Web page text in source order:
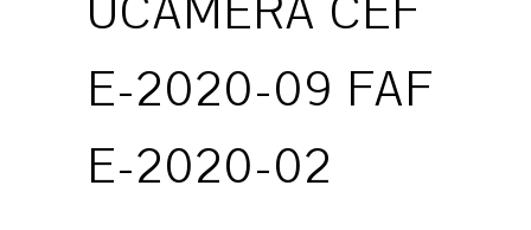
E-2020-09 FAF
E-2020-02